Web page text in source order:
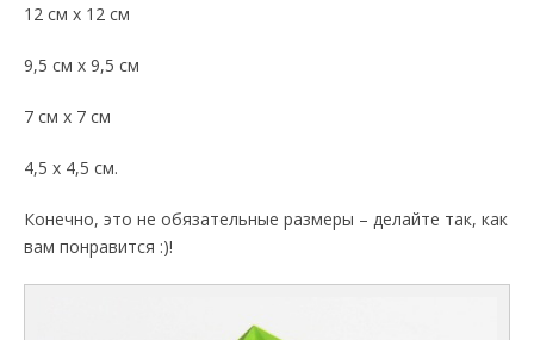
12 см х 12 см
9,5 см х 9,5 см
7 см х 7 см
4,5 х 4,5 см.
Конечно, это не обязательные размеры – делайте так, как
вам понравится :)!